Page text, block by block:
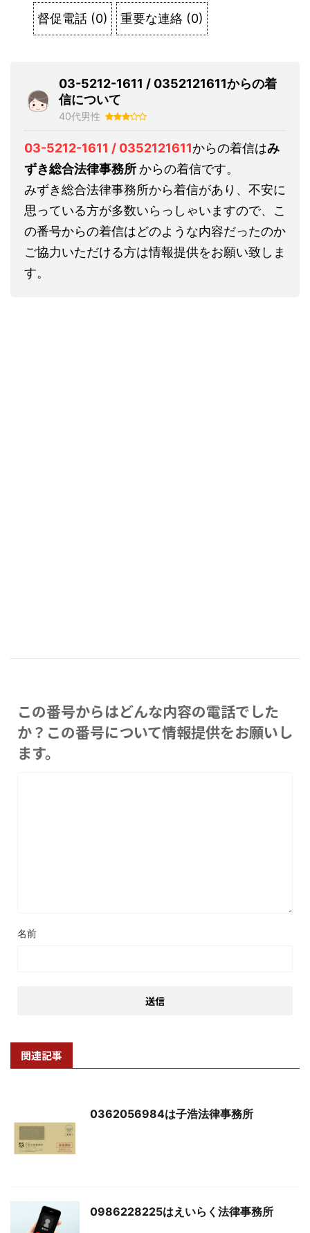
督促電話 (0) 重要な連絡 (0)
03-5212-1611 / 0352121611からの着
信について
40代男性
03-5212-1611 / 0352121611からの着信はみ
ずき総合法律事務所からの着信です。
みずき総合法律事務所から着信があり、不安に
思っている方が多数いらっしゃいますので、こ
の番号からの着信はどのような内容だったのか
ご協力いただける方は情報提供をお願い致しま
す。
この番号からはどんな内容の電話でした
か？この番号について情報提供をお願いし
ます。
名前
関連記事
0362056984は子浩法律事務所
0986228225はえいらく法律事務所